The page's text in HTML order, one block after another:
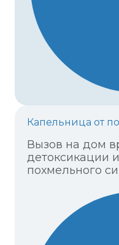
Капельница от
Вызов на дом
детоксикации
похмельного